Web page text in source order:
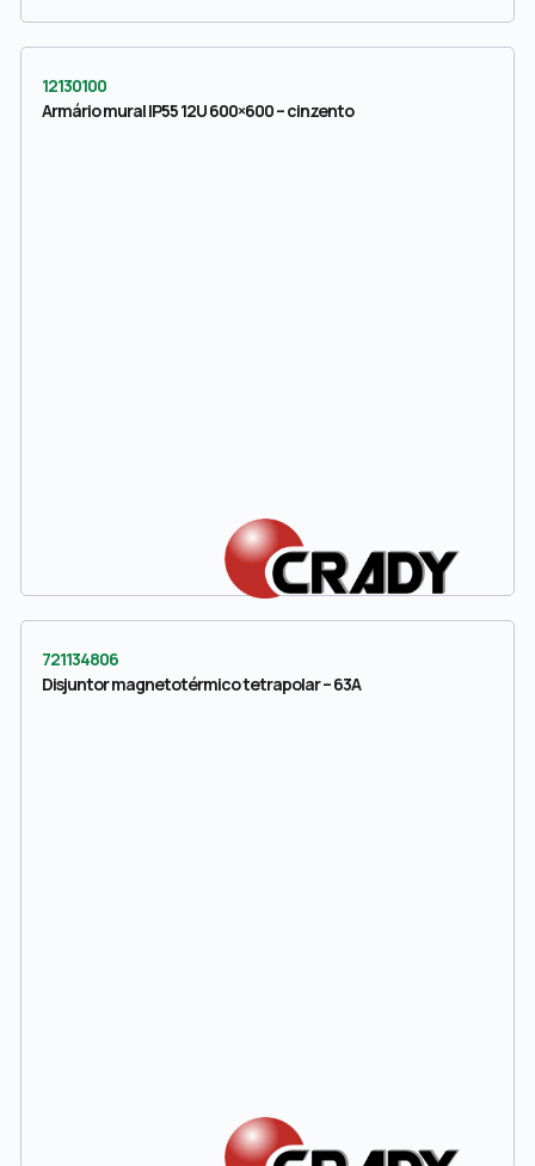
12130100
Armário mural IP55 12U 600×600 – cinzento
721134806
Disjuntor magnetotérmico tetrapolar – 63A